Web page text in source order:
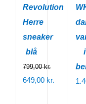
Revolution
Herre
sneaker
blå
799,00kr.
Den
649,00 kr.
i